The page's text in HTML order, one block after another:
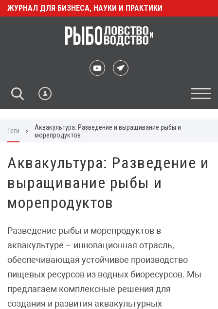
ЖУРНАЛ ДЛЯ БИЗНЕСА, НАУКИ И ПРАКТИКИ
Теги >
Аквакультура: Разведение и выращивание рыбы и
морепродуктов
Аквакультура: Разведение и
выращивание рыбы и
морепродуктов
Разведение рыбы и морепродуктов в
аквакультуре – инновационная отрасль,
обеспечивающая устойчивое производство
пищевых ресурсов из водных биоресурсов. Мы
предлагаем комплексные решения для
создания и развития аквакультурных